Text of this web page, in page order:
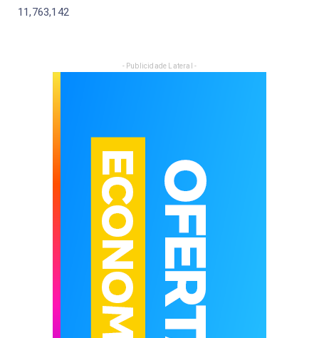
11,763,142
- Publicidade Lateral -